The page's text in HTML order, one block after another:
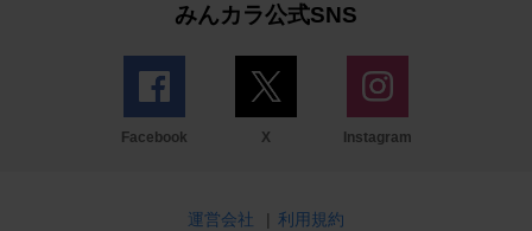
みんカラ公式SNS
Facebook X Instagram
運営会社 | 利用規約